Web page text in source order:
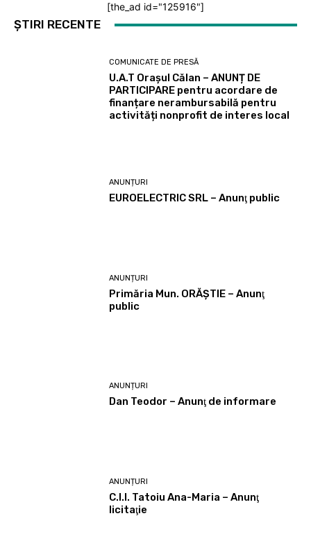
[the_ad id="125916"]
ȘTIRI RECENTE
COMUNICATE DE PRESĂ
U.A.T Orașul Călan – ANUNȚ DE
PARTICIPARE pentru acordare de
finanțare nerambursabilă pentru
activități nonprofit de interes local
ANUNȚURI
EUROELECTRIC SRL – Anunţ public
ANUNȚURI
Primăria Mun. ORĂȘTIE – Anunţ
public
ANUNȚURI
Dan Teodor – Anunţ de informare
ANUNȚURI
C.I.I. Tatoiu Ana-Maria – Anunţ
licitaţie